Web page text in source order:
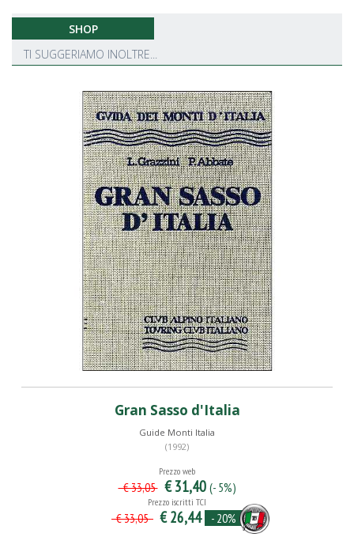
SHOP
TI SUGGERIAMO INOLTRE...
Gran Sasso d'Italia
Guide Monti Italia
(1992)
Prezzo web
€ 33,05 € 31,40 (- 5%)
Prezzo iscritti TCI
€ 33,05 € 26,44 - 20%